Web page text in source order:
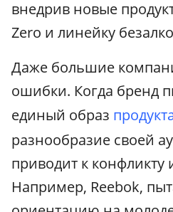
внедрив новые
Zero и линейку
Даже большие
ошибки. Когда бренд
единый образ
разнообразие своей
приводит к конфликту
Например, Reebok,